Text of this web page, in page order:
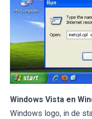
Windows Vista en
Windows logo, in de